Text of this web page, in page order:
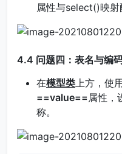
属性与select()映射
4.4 问题四：表名与编
在模型类 上方，使
==value==属性，
称。